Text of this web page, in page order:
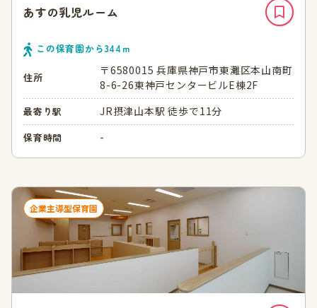
あすの乳児ルーム
この保育園から344 ｍ
住所
〒6580015 兵庫県神戸市東灘区本山南町
8-6-26東神戸センタービルE棟2F
最寄り駅 JR摂津山本駅 徒歩で11分
保育時間 -
企業主導型保育園